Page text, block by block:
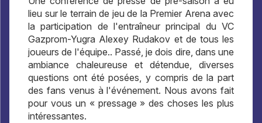
lieu sur le terrain de jeu de la Premier Arena avec
la participation de l'entraîneur principal du VC
Gazprom-Yugra Alexey Rudakov et de tous les
joueurs de l'équipe.. Passé, je dois dire, dans une
ambiance chaleureuse et détendue, diverses
questions ont été posées, y compris de la part
des fans venus à l'événement. Nous avons fait
pour vous un « pressage » des choses les plus
intéressantes.